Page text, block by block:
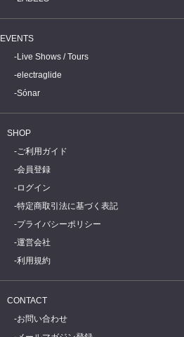
EVENTS
Live Shows / Tours
electraglide
Sónar
SHOP
ご利用ガイド
会員登録
ログイン
特定商取引法に基づく表記
プライバシーポリシー
運営会社
利用規約
CONTACT
お問い合わせ